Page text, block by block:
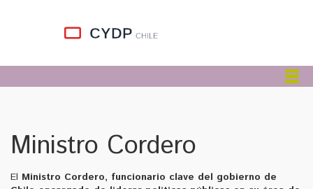
Ministro Cordero
El Ministro Cordero, funcionario clave del gobierno de